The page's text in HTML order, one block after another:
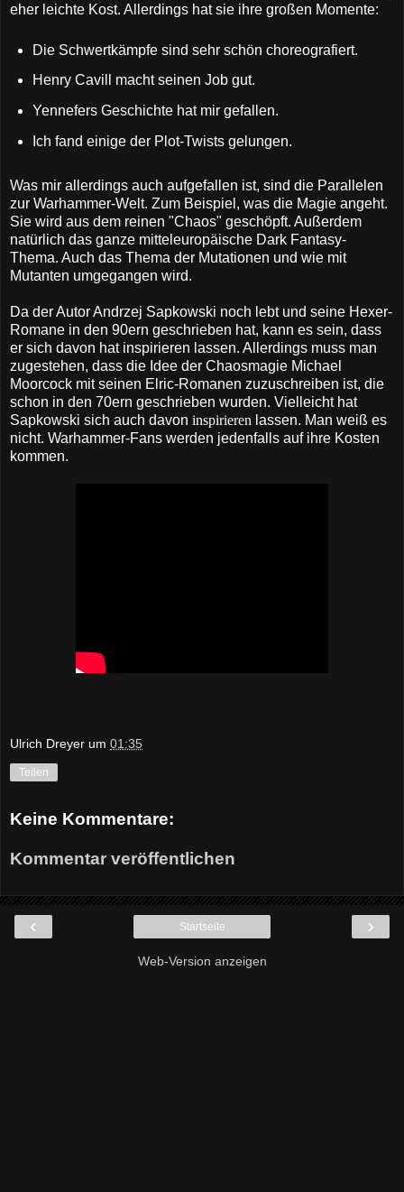
eher leichte Kost. Allerdings hat sie ihre großen Momente:
Die Schwertkämpfe sind sehr schön choreografiert.
Henry Cavill macht seinen Job gut.
Yennefers Geschichte hat mir gefallen.
Ich fand einige der Plot-Twists gelungen.
Was mir allerdings auch aufgefallen ist, sind die Parallelen
zur Warhammer-Welt. Zum Beispiel, was die Magie angeht.
Sie wird aus dem reinen "Chaos" geschöpft. Außerdem
natürlich das ganze mitteleuropäische Dark Fantasy-
Thema. Auch das Thema der Mutationen und wie mit
Mutanten umgegangen wird.
Da der Autor Andrzej Sapkowski noch lebt und seine Hexer-
Romane in den 90ern geschrieben hat, kann es sein, dass
er sich davon hat inspirieren lassen. Allerdings muss man
zugestehen, dass die Idee der Chaosmagie Michael
Moorcock mit seinen Elric-Romanen zuzuschreiben ist, die
schon in den 70ern geschrieben wurden. Vielleicht hat
Sapkowski sich auch davon inspirieren lassen. Man weiß es
nicht. Warhammer-Fans werden jedenfalls auf ihre Kosten
kommen.
Ulrich Dreyer um 01:35
Teilen
Keine Kommentare:
Kommentar veröffentlichen
‹ ›
Startseite
Web-Version anzeigen